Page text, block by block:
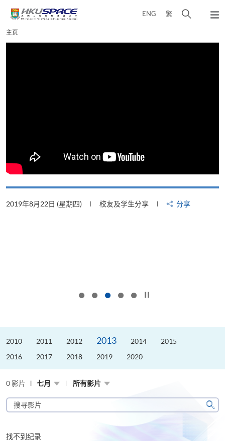
content
ENG 繁
弹
Main
content
主页
2019年8月22日 (星期四) 校友及学生分享 分享
2010 2011 2012 2013 2014
2015
2016
2017 2018 2019 2020
0 影片 七月 所有影片
搜
寻
片
搜
找不到纪录